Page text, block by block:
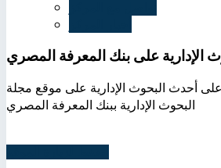
الإدارية على بنك المعرفة المصري
على أحدث البحوث الإدارية على موقع مجلة
البحوث الإدارية ببنك المعرفة المصري